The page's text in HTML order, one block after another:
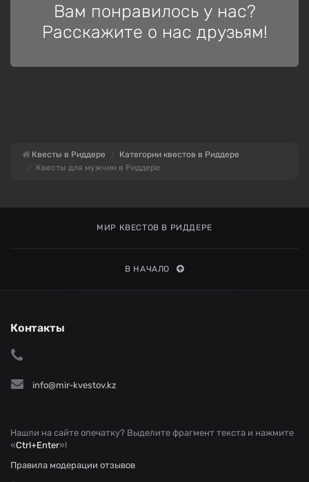
Вам понравилось у нас?
Расскажите о нас друзьям!
Квесты в Риддере
Категории квестов в Риддере
Квесты для мужчин в Риддере
МИР КВЕСТОВ В РИДДЕРЕ
В НАЧАЛО
Контакты
info@mir-kvestov.kz
Нашли на сайте опечатку? Выделите фрагмент текста и нажмите
«Ctrl+Enter»!
Правила модерации отзывов